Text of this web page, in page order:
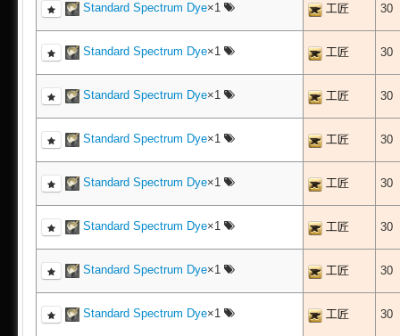
Standard Spectrum Dye×1 工匠 30
Standard Spectrum Dye×1 工匠 30
Standard Spectrum Dye×1 工匠 30
Standard Spectrum Dye×1 工匠 30
Standard Spectrum Dye×1 工匠 30
Standard Spectrum Dye×1 工匠 30
Standard Spectrum Dye×1 工匠 30
Standard Spectrum Dye×1 工匠 30